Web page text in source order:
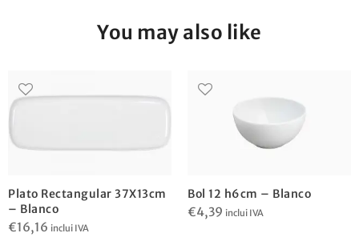
You may also like
Plato Rectangular 37X13cm
– Blanco
€16,16 inclui IVA
Bol 12 h6cm – Blanco
€4,39 inclui IVA